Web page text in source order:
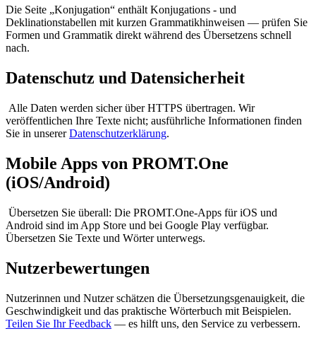
Die Seite „Konjugation“ enthält Konjugations - und
Deklinationstabellen mit kurzen Grammatikhinweisen — prüfen Sie
Formen und Grammatik direkt während des Übersetzens schnell
nach.
Datenschutz und Datensicherheit
Alle Daten werden sicher über HTTPS übertragen. Wir
veröffentlichen Ihre Texte nicht; ausführliche Informationen finden
Sie in unsererDatenschutzerklärung.
Mobile Apps von PROMT.One
(iOS/Android)
Übersetzen Sie überall: Die PROMT.One-Apps für iOS und
Android sind im App Store und bei Google Play verfügbar.
Übersetzen Sie Texte und Wörter unterwegs.
Nutzerbewertungen
Nutzerinnen und Nutzer schätzen die Übersetzungsgenauigkeit, die
Geschwindigkeit und das praktische Wörterbuch mit Beispielen.
Teilen Sie Ihr Feedback — es hilft uns, den Service zu verbessern.